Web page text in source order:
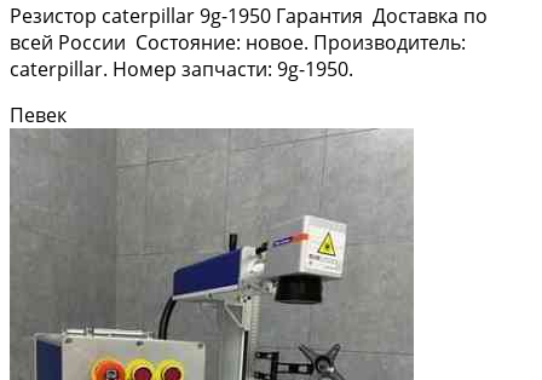
Резистор caterpillar 9g-1950 Гарантия Доставка по
всей России Состояние: новое. Производитель:
caterpillar. Номер запчасти: 9g-1950.
Певек